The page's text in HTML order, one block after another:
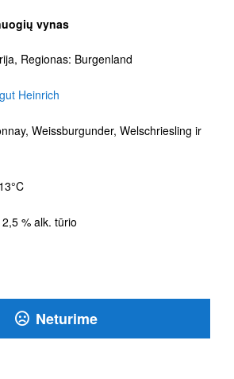
vynas
Regionas: Burgenland
Heinrich
Weissburgunder, Welschriesling ir
% alk. tūrio
Neturime